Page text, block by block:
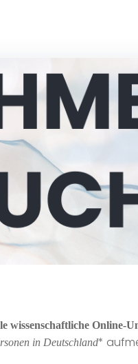
wissenschaftliche Online-
in Deutschland*